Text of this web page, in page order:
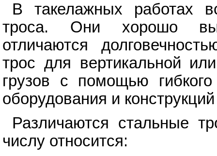
В такелажных работах
троса. Они хорошо
отличаются
трос для вертикальной
грузов с помощью
оборудования и
Различаются стальные
числу относится: